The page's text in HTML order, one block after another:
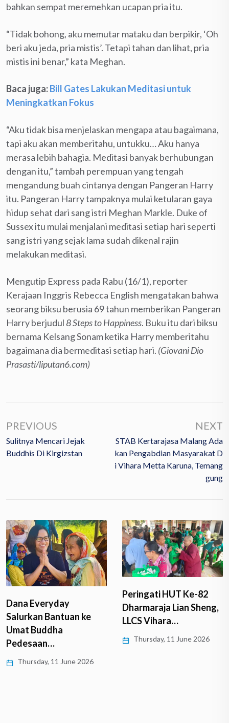
bahkan sempat meremehkan ucapan pria itu.
“Tidak bohong, aku memutar mataku dan berpikir, ‘Oh
beri aku jeda, pria mistis’. Tetapi tahan dan lihat, pria
mistis ini benar,” kata Meghan.
Baca juga:Bill Gates Lakukan Meditasi untuk
Meningkatkan Fokus
“Aku tidak bisa menjelaskan mengapa atau bagaimana,
tapi aku akan memberitahu, untukku… Aku hanya
merasa lebih bahagia. Meditasi banyak berhubungan
dengan itu,” tambah perempuan yang tengah
mengandung buah cintanya dengan Pangeran Harry
itu. Pangeran Harry tampaknya mulai ketularan gaya
hidup sehat dari sang istri Meghan Markle. Duke of
Sussex itu mulai menjalani meditasi setiap hari seperti
sang istri yang sejak lama sudah dikenal rajin
melakukan meditasi.
Mengutip Express pada Rabu (16/1), reporter
Kerajaan Inggris Rebecca English mengatakan bahwa
seorang biksu berusia 69 tahun memberikan Pangeran
Harry berjudul8 Steps to Happiness. Buku itu dari biksu
bernama Kelsang Sonam ketika Harry memberitahu
bagaimana dia bermeditasi setiap hari. (Giovani Dio
Prasasti/liputan6.com)
PREVIOUS
Sulitnya Mencari Jejak
Buddhis Di Kirgizstan
NEXT
STAB Kertarajasa Malang Ada
Kan Pengabdian Masyarakat D
I Vihara Metta Karuna, Temang
Gung
Dana Everyday
Salurkan Bantuan ke
Umat Buddha
Pedesaan…
Thursday, 11 June 2026
Peringati HUT Ke-82
Dharmaraja Lian Sheng,
LLCS Vihara…
Thursday, 11 June 2026